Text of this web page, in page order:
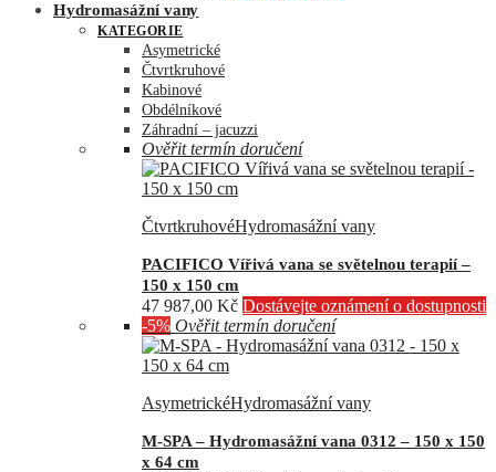
Hydromasážní vany
KATEGORIE
Asymetrické
Čtvrtkruhové
Kabinové
Obdélníkové
Záhradní – jacuzzi
Ověřit termín doručení
ČtvrtkruhovéHydromasážní vany
PACIFICO Vířivá vana se světelnou terapií –
150 x 150 cm
47 987,00 Kč Dostávejte oznámení o dostupnosti
-5% Ověřit termín doručení
AsymetrickéHydromasážní vany
M-SPA – Hydromasážní vana 0312 – 150 x 150
x 64 cm